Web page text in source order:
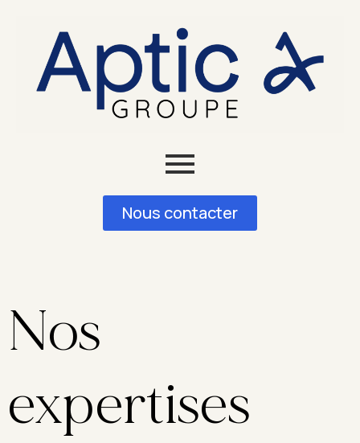
Nous contacter
Nos
expertises